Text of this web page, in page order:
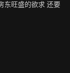
东旺盛的欲求 还要